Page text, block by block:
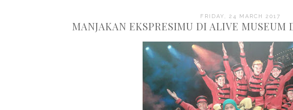
FRIDAY, 24 MARCH 2017
MANJAKAN EKSPRESIMU DI ALIVE MUSEUM